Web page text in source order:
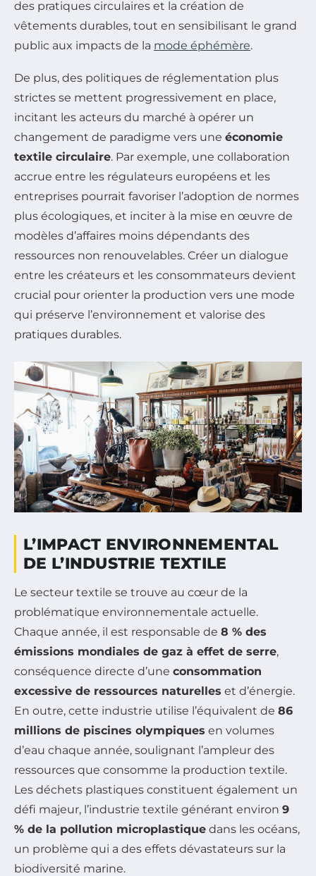
des pratiques circulaires et la création de
vêtements durables, tout en sensibilisant le grand
public aux impacts de la mode éphémère.
De plus, des politiques de réglementation plus
strictes se mettent progressivement en place,
incitant les acteurs du marché à opérer un
changement de paradigme vers une économie
textile circulaire. Par exemple, une collaboration
accrue entre les régulateurs européens et les
entreprises pourrait favoriser l’adoption de normes
plus écologiques, et inciter à la mise en œuvre de
modèles d’affaires moins dépendants des
ressources non renouvelables. Créer un dialogue
entre les créateurs et les consommateurs devient
crucial pour orienter la production vers une mode
qui préserve l’environnement et valorise des
pratiques durables.
L’IMPACT ENVIRONNEMENTAL
DE L’INDUSTRIE TEXTILE
Le secteur textile se trouve au cœur de la
problématique environnementale actuelle.
Chaque année, il est responsable de 8 % des
émissions mondiales de gaz à effet de serre,
conséquence directe d’une consommation
excessive de ressources naturelles et d’énergie.
En outre, cette industrie utilise l’équivalent de 86
millions de piscines olympiques en volumes
d’eau chaque année, soulignant l’ampleur des
ressources que consomme la production textile.
Les déchets plastiques constituent également un
défi majeur, l’industrie textile générant environ 9
% de la pollution microplastique dans les océans,
un problème qui a des effets dévastateurs sur la
biodiversité marine.